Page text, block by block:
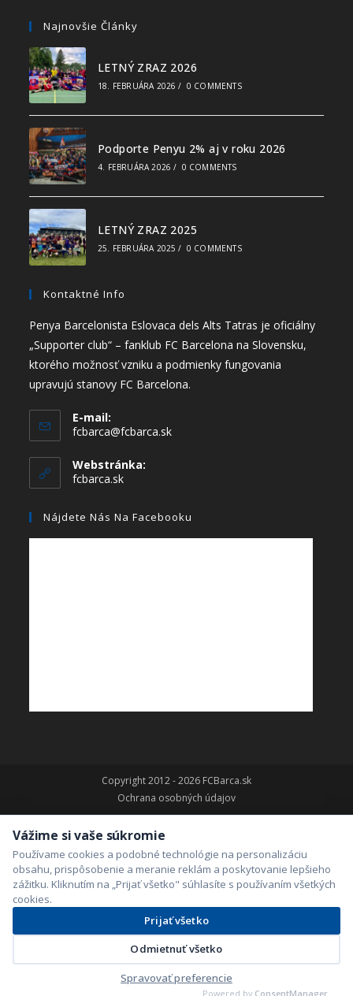
Najnovšie Články
LETNÝ ZRAZ 2026
18. FEBRUÁRA 2026 / 0 COMMENTS
Podporte Penyu 2% aj v roku 2026
4. FEBRUÁRA 2026 / 0 COMMENTS
LETNÝ ZRAZ 2025
25. FEBRUÁRA 2025 / 0 COMMENTS
Kontaktné Info
Penya Barcelonista Eslovaca dels Alts Tatras je oficiálny
„Supporter club“ – fanklub FC Barcelona na Slovensku,
ktorého možnosť vzniku a podmienky fungovania
upravujú stanovy FC Barcelona.
E-mail:
fcbarca@fcbarca.sk
Webstránka:
fcbarca.sk
Nájdete Nás Na Facebooku
Copyright 2012 - 2026 FCBarca.sk
Ochrana osobných údajov
Vážime si vaše súkromie
Používame cookies a podobné technológie na personalizáciu
obsahu, prispôsobenie a meranie reklám a poskytovanie lepšieho
zážitku. Kliknutím na „Prijať všetko" súhlasíte s používaním všetkých
cookies.
Prijať všetko
Odmietnuť všetko
Spravovať preferencie
Powered by ConsentManager